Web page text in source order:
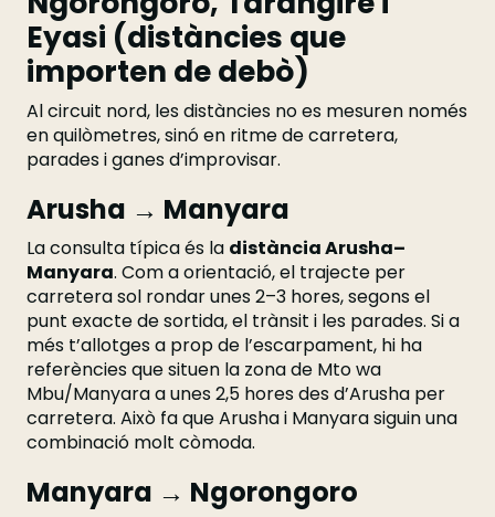
Eyasi (distàncies que
importen de debò)
Al circuit nord, les distàncies no es mesuren només
en quilòmetres, sinó en ritme de carretera,
parades i ganes d’improvisar.
Arusha → Manyara
La consulta típica és la distància Arusha–
Manyara. Com a orientació, el trajecte per
carretera sol rondar unes 2–3 hores, segons el
punt exacte de sortida, el trànsit i les parades. Si a
més t’allotges a prop de l’escarpament, hi ha
referències que situen la zona de Mto wa
Mbu/Manyara a unes 2,5 hores des d’Arusha per
carretera. Això fa que Arusha i Manyara siguin una
combinació molt còmoda.
Manyara → Ngorongoro